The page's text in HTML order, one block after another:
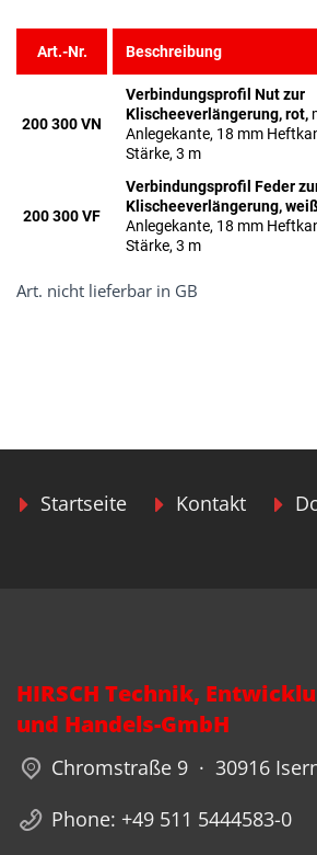
Art.-Nr. Beschreibung
200 300 VN
Verbindungsprofil Nut zur
Klischeeverlängerung, rot,
Anlegekante, 18 mm
Stärke, 3 m
200 300 VF
Verbindungsprofil Feder
Klischeeverlängerung,
Anlegekante, 18 mm
Stärke, 3 m
Art. nicht lieferbar in GB
Startseite Kontakt
HIRSCH Technik,
und Handels-GmbH
Chromstraße 9 · 30916
Phone: +49 511 5444583-0